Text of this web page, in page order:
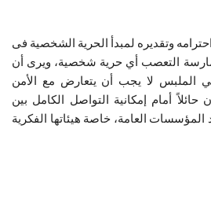
وتقديره لمبدأ الحرية الشخصية فى
التعصب أي حرية شخصية، ويرى أن
الملبس لا يجب أن يتعارض مع الأمن
أمام إمكانية التواصل الكامل بين
العامة، خاصة هيئاتها الفكرية